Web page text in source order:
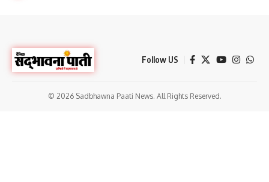
Follow US
© 2026 Sadbhawna Paati News. All Rights Reserved.